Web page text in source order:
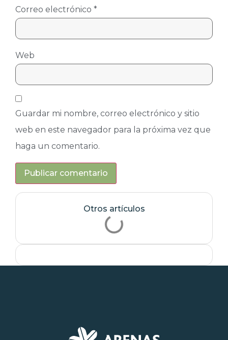
Correo electrónico *
Web
Guardar mi nombre, correo electrónico y sitio
web en este navegador para la próxima vez que
haga un comentario.
Otros artículos